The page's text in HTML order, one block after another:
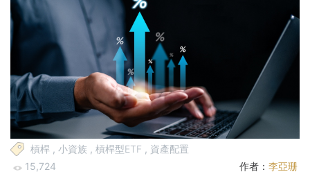
槓桿 , 小資族 , 槓桿型ETF , 資產配置
15,724
作者： 李亞珊